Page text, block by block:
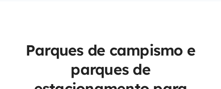
Parques de campismo e
parques de